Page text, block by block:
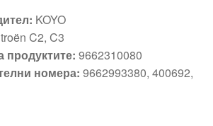
KOYO
C2, C3
продуктите: 9662310080
номера: 9662993380, 400692,